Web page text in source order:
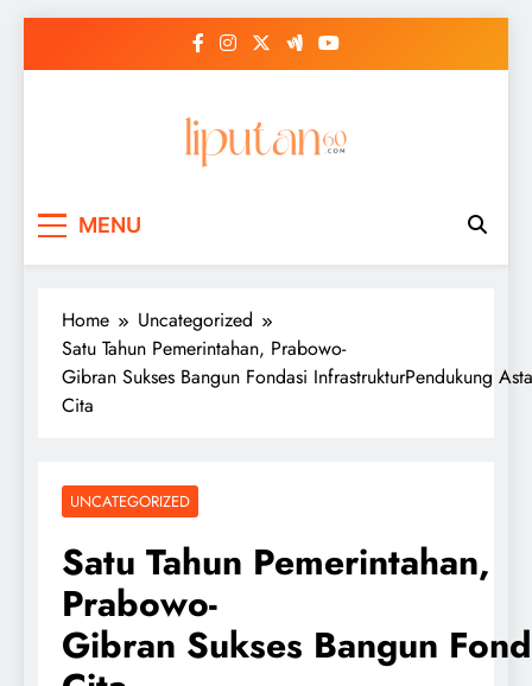
MENU
Home
Uncategorized
Satu Tahun Pemerintahan, Prabowo-
Gibran Sukses Bangun Fondasi InfrastrukturPendukung Asta
Cita
UNCATEGORIZED
Satu Tahun Pemerintahan,
Prabowo-
Gibran Sukses Bangun